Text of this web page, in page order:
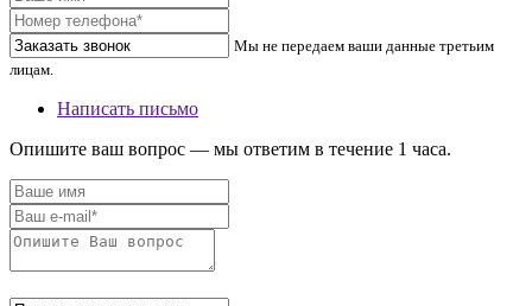
Мы не передаем ваши данные третьим
лицам.
Написать письмо
Опишите ваш вопрос — мы ответим в течение 1 часа.